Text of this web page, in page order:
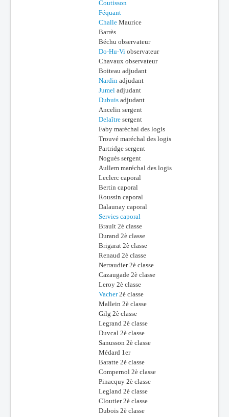
Coutisson
Féquant
Challe Maurice
Barrès
Béchu observateur
Do-Hu-Vi observateur
Chavaux observateur
Boiteau adjudant
Nardin adjudant
Jumel adjudant
Dubuis adjudant
Ancelin sergent
Delaître sergent
Faby maréchal des logis
Trouvé maréchal des logis
Partridge sergent
Noguès sergent
Aullem maréchal des logis
Leclerc caporal
Bertin caporal
Roussin caporal
Dalaunay caporal
Servies caporal
Brault 2è classe
Durand 2è classe
Brigarat 2è classe
Renaud 2è classe
Nerraudier 2è classe
Cazaugade 2è classe
Leroy 2è classe
Vacher2è classe
Mallein 2è classe
Gilg 2è classe
Legrand 2è classe
Duvcal 2è classe
Sanusson 2è classe
Médard 1er
Baratte 2è classe
Compernol 2è classe
Pinacquy 2è classe
Legland 2è classe
Cloutier 2è classe
Dubois 2è classe